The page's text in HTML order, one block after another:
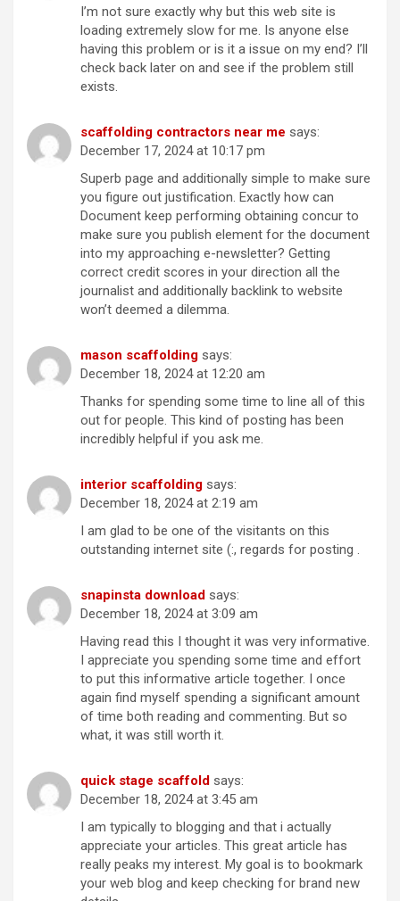
I’m not sure exactly why but this web site is
loading extremely slow for me. Is anyone else
having this problem or is it a issue on my end? I’ll
check back later on and see if the problem still
exists.
scaffolding contractors near me says:
December 17, 2024 at 10:17 pm
Superb page and additionally simple to make sure
you figure out justification. Exactly how can
Document keep performing obtaining concur to
make sure you publish element for the document
into my approaching e-newsletter? Getting
correct credit scores in your direction all the
journalist and additionally backlink to website
won’t deemed a dilemma.
mason scaffolding says:
December 18, 2024 at 12:20 am
Thanks for spending some time to line all of this
out for people. This kind of posting has been
incredibly helpful if you ask me.
interior scaffolding says:
December 18, 2024 at 2:19 am
I am glad to be one of the visitants on this
outstanding internet site (:, regards for posting .
snapinsta download says:
December 18, 2024 at 3:09 am
Having read this I thought it was very informative.
I appreciate you spending some time and effort
to put this informative article together. I once
again find myself spending a significant amount
of time both reading and commenting. But so
what, it was still worth it.
quick stage scaffold says:
December 18, 2024 at 3:45 am
I am typically to blogging and that i actually
appreciate your articles. This great article has
really peaks my interest. My goal is to bookmark
your web blog and keep checking for brand new